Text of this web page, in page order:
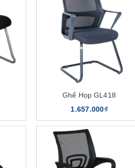
Ghế Họp GL418
1.657.000₫